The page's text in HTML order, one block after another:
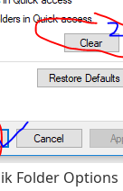
Folder Options